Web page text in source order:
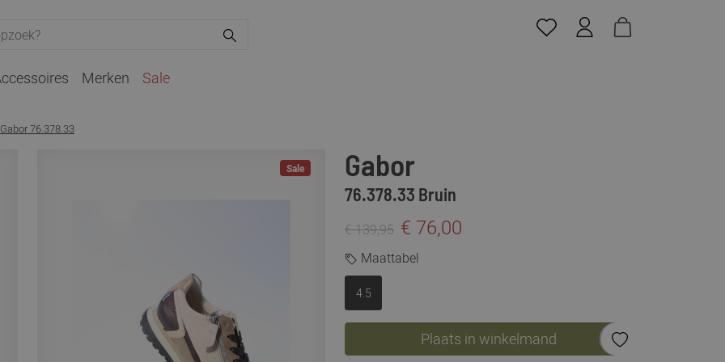
Merken Sale
Gabor 76.378.33
Sale Gabor
76.378.33 Bruin
€ 139,95 € 76,00
Maattabel
4.5
Plaats in winkelmand